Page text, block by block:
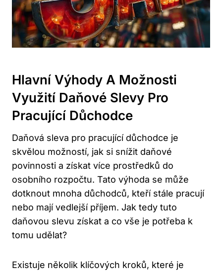
Hlavní Výhody A ⁤možnosti
Využití Daňové Slevy Pro
Pracující Důchodce
Daňová ​sleva‌ pro⁢ pracující ⁢důchodce je
skvělou možností, jak⁣ si‌ snížit daňové​
povinnosti‌ a získat více prostředků do
osobního rozpočtu. Tato výhoda se ‌může
‌dotknout mnoha důchodců, kteří stále pracují​
nebo​ mají vedlejší příjem. Jak tedy ‍tuto
daňovou slevu získat a co vše ⁢je‌ potřeba k
tomu udělat?
Existuje několik klíčových kroků, které je